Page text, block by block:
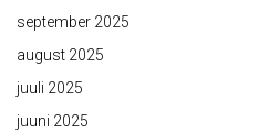
september 2025
august 2025
juuli 2025
juuni 2025